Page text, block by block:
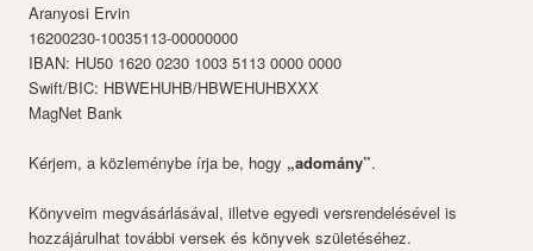
Aranyosi Ervin
16200230-10035113-00000000
IBAN: HU50 1620 0230 1003 5113 0000 0000
Swift/BIC: HBWEHUHB/HBWEHUHBXXX
MagNet Bank
Kérjem, a közleménybe írja be, hogy „adomány”.
Könyveim megvásárlásával, illetve egyedi versrendelésével is
hozzájárulhat további versek és könyvek születéséhez.